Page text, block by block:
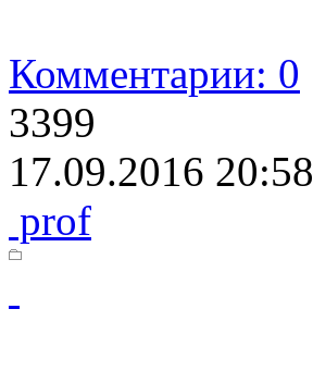
Комментарии: 0
3399
17.09.2016 20:58
prof